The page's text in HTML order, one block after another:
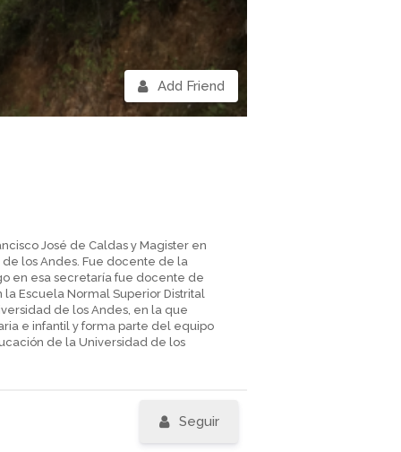
Add Friend
José de Caldas y Magister en
los Andes. Fue docente de la
en esa secretaría fue docente de
Escuela Normal Superior Distrital
de los Andes, en la que
e infantil y forma parte del equipo
de la Universidad de los
Seguir